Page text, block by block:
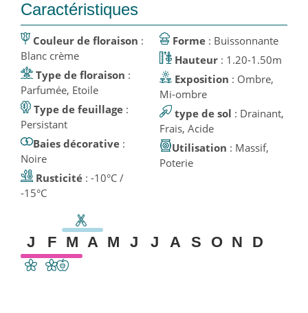
Caractéristiques
Couleur de floraison :
Blanc crème
Type de floraison :
Parfumée, Etoile
Type de feuillage :
Persistant
Baies décorative
Noire
Rusticité : -10°C /
-15°C
Forme
: Buissonnante
Hauteur: 1.20-1.50m
Exposition : Ombre,
Mi-ombre
type de sol : Drainant,
Frais, Acide
Utilisation : Massif,
Poterie
J F M A M J J A S O N D